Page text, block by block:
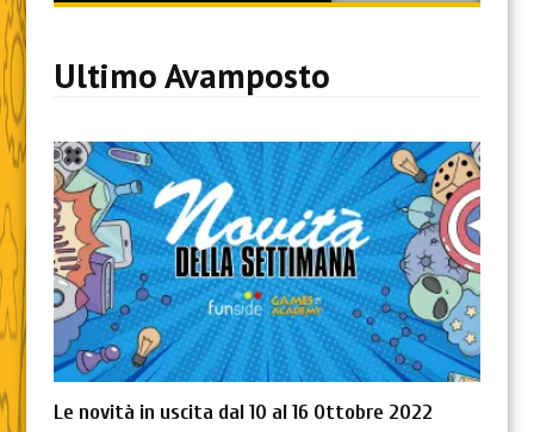
content
Ultimo Avamposto
Le novità in uscita dal 10 al 16 Ottobre 2022